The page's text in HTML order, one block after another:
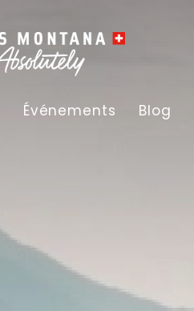
Événements Blog